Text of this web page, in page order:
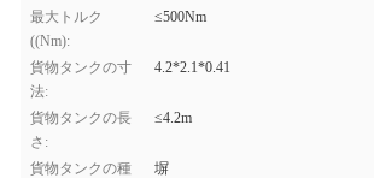
最大トルク
((Nm):
≤500Nm
貨物タンクの寸
法:
4.2*2.1*0.41
貨物タンクの長
さ:
≤4.2m
貨物タンクの種
塀